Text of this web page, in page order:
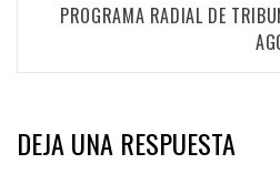
PROGRAMA RADIAL DE
DEJA UNA RESPUESTA